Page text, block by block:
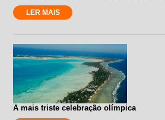
LER MAIS
A mais triste celebração olímpica